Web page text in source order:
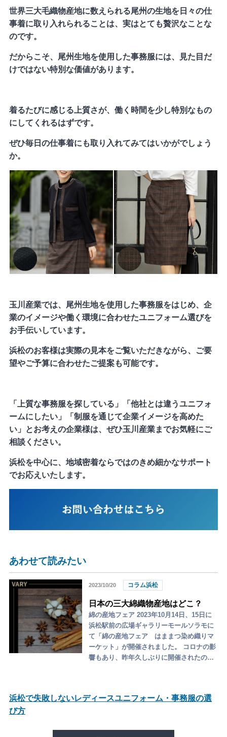
世界三大毛織物産地に数えられる尾州の生地を日々の仕
事着に取り入れられることは、実はとても贅沢なことな
のです。
だからこそ、尾州生地を使用した事務服には、見た目だ
けではない特別な価値があります。
着るたびに感じる上質さが、働く時間を少し特別なもの
にしてくれるはずです。
ぜひ毎日の仕事着にも取り入れてみてはいかがでしょう
か。
玉川産業では、尾州生地を使用した事務服をはじめ、企
業のイメージや働く環境に合わせたユニフォーム選びを
お手伝いしています。
浜松のお客様は実際の見本をご覧いただきながら、ご要
望やご予算に合わせたご提案も可能です。
「上質な事務服を探している」「他社とは違うユニフォ
ームにしたい」「制服を通じて企業イメージを高めた
い」とお考えの企業様は、ぜひ玉川産業までお気軽にご
相談ください。
浜松を中心に、地域密着ならではのきめ細かなサポート
でお応えいたします。
あわせて読みたい
2023/10/20 コラム浜松
日本の三大綿織物産地はどこ？
綿の産地フェア 2023年10月14日、15日に
浜松駅前の広場ギャラリーモールソラモに
て「綿の産地フェア はままつ染め織りマ
ーケット」が開催されました。 コロナの影
響もあり、昨年久しぶりに開催されたの…
浜松で失敗しないレディースユニフォーム・事務服の選
び方